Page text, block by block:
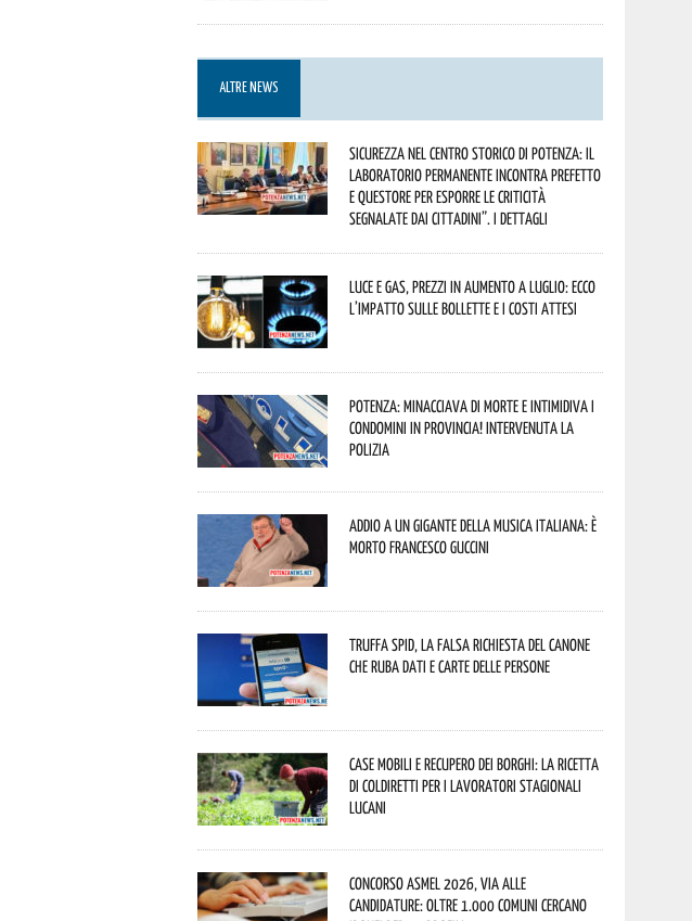
ALTRE NEWS
Sicurezza nel Centro Storico di Potenza: il
Laboratorio Permanente incontra Prefetto
e Questore per esporre le criticità
segnalate dai cittadini”. I dettagli
Luce e gas, prezzi in aumento a luglio: ecco
l’impatto sulle bollette e i costi attesi
Potenza: minacciava di morte e intimidiva i
condomini in provincia! Intervenuta la
Polizia
Addio a un gigante della musica italiana: è
morto Francesco Guccini
Truffa Spid, la falsa richiesta del canone
che ruba dati e carte delle persone
Case mobili e recupero dei borghi: la ricetta
di Coldiretti per i lavoratori stagionali
lucani
Concorso Asmel 2026, via alle
candidature: oltre 1.000 Comuni cercano